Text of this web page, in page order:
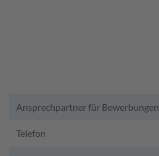
Ansprechpartner für Bewerbungen
Telefon